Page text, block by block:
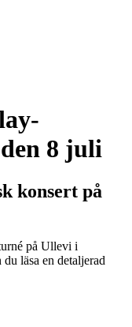
8 juli
konsert på
på Ullevi i
läsa en detaljerad